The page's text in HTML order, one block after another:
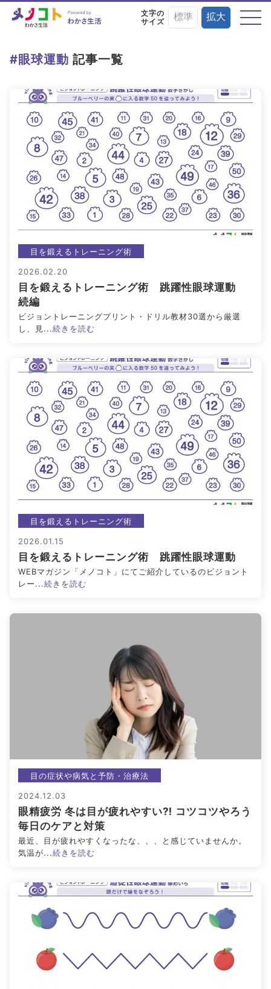
文字の
サイズ
標準 拡大
目の症状や病気と
予防・治療法
目にまつわる
お役立ちニュース
目を鍛える
トレーニング術
目に良い食べ物・
栄養素と調理法
目の基礎知識
目のことを楽しく
学ぶイベント情報
アイメイク・
アイケア
見えない・見えづ
お役立ち情報
目のご利益
#ビルベリー #北欧 #アントシアニン #対策
#メノコト #メノコト神社 #アイフレイル
#子どもの視力低下 #目の健康
#サンシャインメガネ #目のかすみ #ドライアイ
#目の疲れ #目が痛い #ブルーライト #HEV
#ルテイン #コンタクトレンズ
#ビジョントレーニング #こどもの目の日
#ブルーベリーが目に良い理由 #目を鍛える方法
全てのキーワードを見る
#眼球運動 記事一覧
目を鍛えるトレーニング術
2026.02.20
目を鍛えるトレーニング術 跳躍性眼球運動
続編
ビジョントレーニングプリント・ドリル教材30選から厳選
し、見...続きを読む
目を鍛えるトレーニング術
2026.01.15
目を鍛えるトレーニング術 跳躍性眼球運動
WEBマガジン「メノコト」にてご紹介しているのビジョント
レー...続きを読む
目の症状や病気と予防・治療法
2024.12.03
眼精疲労 冬は目が疲れやすい⁈ コツコツやろう
毎日のケアと対策
最近、目が疲れやすくなったな、、、と感じていませんか。
気温が...続きを読む